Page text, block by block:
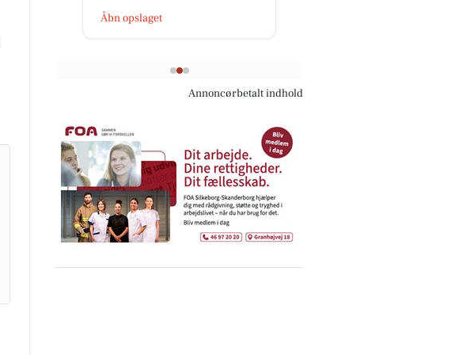
Åbn opslaget
Annoncørbetalt indhold